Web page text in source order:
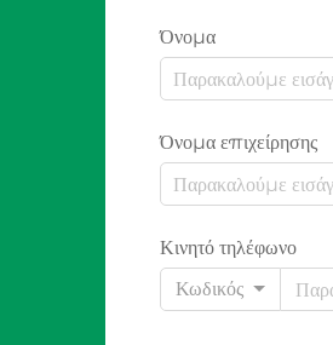
Όνομα
Όνομα επιχείρησης
Κινητό τηλέφωνο
Κωδικός